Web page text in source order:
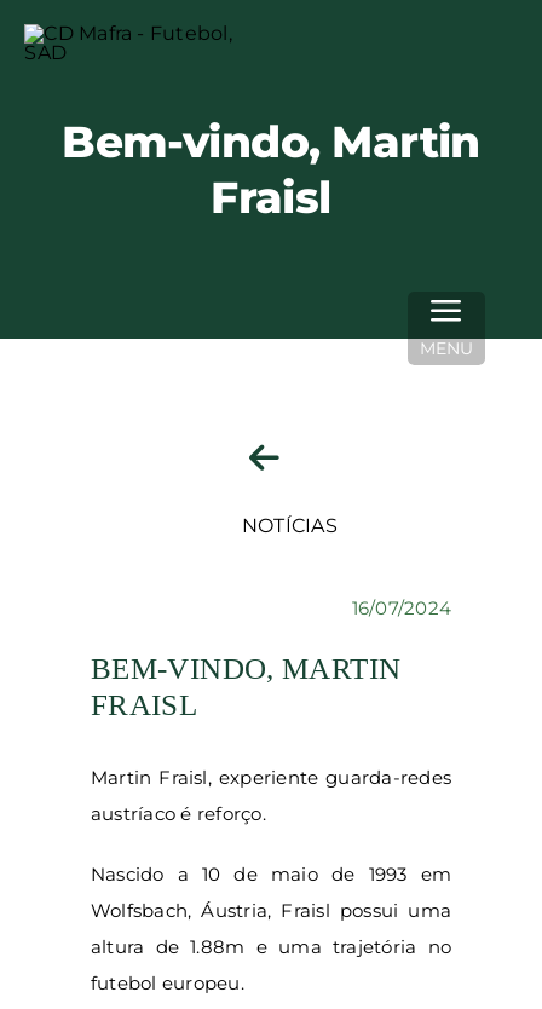
MENU
Bem-vindo, Martin
Fraisl
NOTÍCIAS
16/07/2024
BEM-VINDO, MARTIN
FRAISL
Martin Fraisl, experiente guarda-redes
austríaco é reforço.
Nascido a 10 de maio de 1993 em
Wolfsbach, Áustria, Fraisl possui uma
altura de 1.88m e uma trajetória no
futebol europeu.